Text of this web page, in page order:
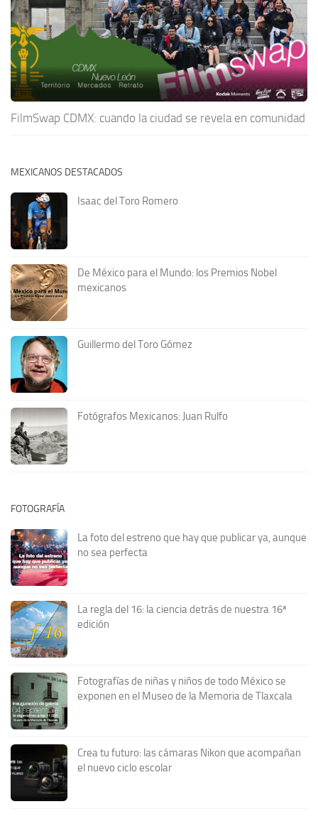
FilmSwap CDMX: cuando la ciudad se revela en comunidad
MEXICANOS DESTACADOS
Isaac del Toro Romero
De México para el Mundo: los Premios Nobel
mexicanos
Guillermo del Toro Gómez
Fotógrafos Mexicanos: Juan Rulfo
FOTOGRAFÍA
La foto del estreno que hay que publicar ya, aunque
no sea perfecta
La regla del 16: la ciencia detrás de nuestra 16ª
edición
Fotografías de niñas y niños de todo México se
exponen en el Museo de la Memoria de Tlaxcala
Crea tu futuro: las cámaras Nikon que acompañan
el nuevo ciclo escolar